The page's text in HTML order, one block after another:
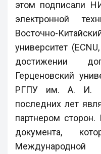
этом подписали
электронной
Восточно-
университет
достижении
Герценовский
РГПУ им. А. И.
последних лет
партнером
документа,